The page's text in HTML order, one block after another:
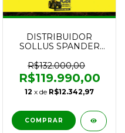
DISTRIBUIDOR
SOLLUS SPANDER
CROSS TAXA FIXA
BALANCIN
REGULÁVEL
HIDRÁULICO NOVO
R$132.000,00
R$119.990,00
12 x de R$12.342,97
COMPRAR